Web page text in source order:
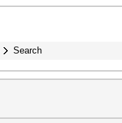
Search